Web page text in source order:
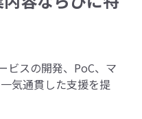
ビスの開発、PoC、マ
気通貫した支援を提